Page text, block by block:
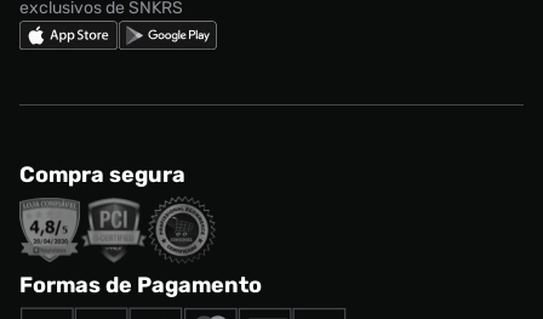
exclusivos de SNKRS
Compra segura
Formas de Pagamento